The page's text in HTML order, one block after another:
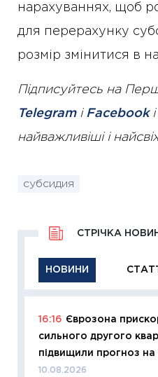
нарахуваннях, щоб
для перерахунку
розмір змінитися в
Підписуйтесь на
Telegramі Facebookі
найважливіші і
субсидия
НОВИНИ
СТРІЧКА
16:16 Єврозона
сильного другого
підвищили прогноз на
10.08.2026